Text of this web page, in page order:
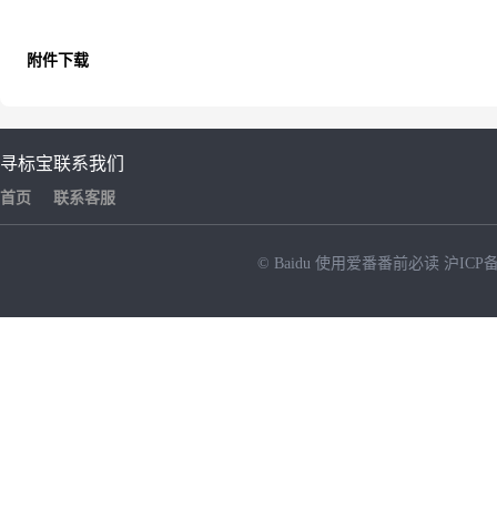
附件下载
寻标宝
首页
联系我们
联系客服
© Baidu 使用爱番番前必读 沪ICP